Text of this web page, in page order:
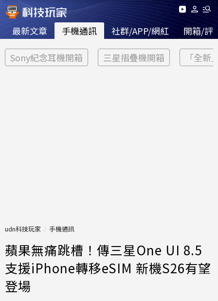
最新文章 手機通訊 社群/APP/網紅 開箱/評
Sony紀念耳機開箱 三星摺疊機開箱 「全新
udn科技玩家 手機通訊
蘋果無痛跳槽！傳三星One UI 8.5
支援iPhone轉移eSIM 新機S26有望
登場